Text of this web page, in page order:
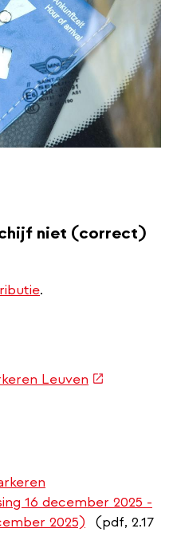
niet (correct)
.
Leuven (externe
16 december 2025 -
2025)
(pdf, 2.17